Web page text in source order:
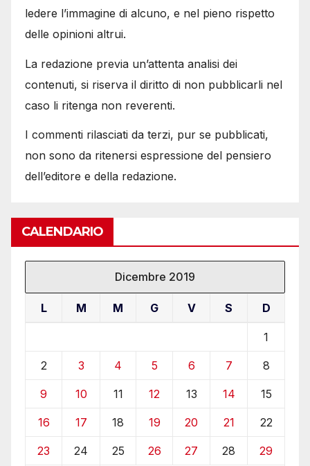
ledere l’immagine di alcuno, e nel pieno rispetto
delle opinioni altrui.
La redazione previa un’attenta analisi dei
contenuti, si riserva il diritto di non pubblicarli nel
caso li ritenga non reverenti.
I commenti rilasciati da terzi, pur se pubblicati,
non sono da ritenersi espressione del pensiero
dell’editore e della redazione.
CALENDARIO
Dicembre 2019
L M M G V S D
1
2 3 4 5 6 7 8
9 10 11 12 13 14 15
16 17 18 19 20 21 22
23 24 25 26 27 28 29